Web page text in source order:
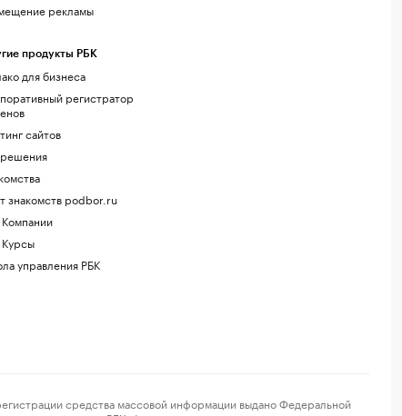
рекламы
продукты РБК
для бизнеса
регистратор
сайтов
знакомств podbor.ru
управления РБК
средства массовой информации выдано Федеральной